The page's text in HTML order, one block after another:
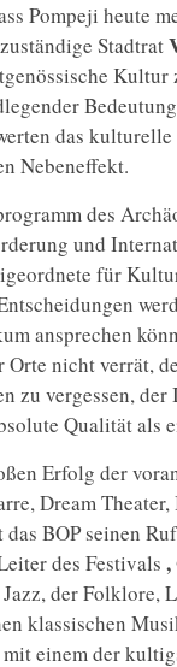
Pompeji heute
Stadtrat
Kultur
das
Nebeneffekt.
des
und
für
ansprechen
Orte nicht verrät,
zu vergessen,
Qualität als
Erfolg der
Dream
BOP seinen
des Festivals ,
der Folklore,
klassischen
einem der